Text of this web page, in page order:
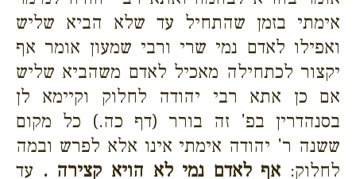
אימתי בזמן שהתחיל עד שלא הביא שליש
ואפילו לאדם נמי שרי ורבי שמעון אומר אף
יקצור לכתחילה מאכיל לאדם משהביא שליש
אם כן אתא רבי יהודה לחלוק וקיימא לן
בסנהדרין בפ' זה בורר (דף כה.) כל מקום
ששנה ר' יהודה אימתי אינו אלא לפרש ובמה
לחלוק: אף לאדם נמי לא הויא קצירה . עד